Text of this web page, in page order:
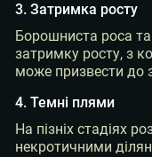
3. Затримка росту
Борошниста роса
затримку росту, з
може призвести до
4. Темні плями
На пізніх стадіях
некротичними